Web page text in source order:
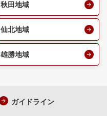
秋田地域
仙北地域
雄勝地域
ガイドライン